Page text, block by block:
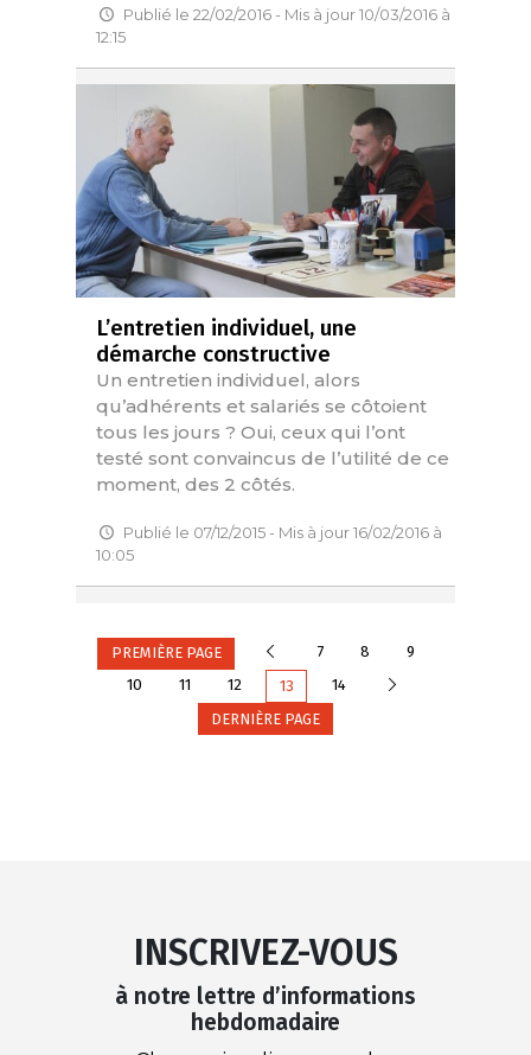
Publié le 22/02/2016 - Mis à jour 10/03/2016 à
12:15
L’entretien individuel, une
démarche constructive
Un entretien individuel, alors
qu’adhérents et salariés se côtoient
tous les jours ? Oui, ceux qui l’ont
testé sont convaincus de l’utilité de ce
moment, des 2 côtés.
Publié le 07/12/2015 - Mis à jour 16/02/2016 à
10:05
PREMIÈRE PAGE Précédente
7 8
9
10
11 12 13 14
DERNIÈRE PAGE
INSCRIVEZ-VOUS
à notre lettre d’informations
hebdomadaire